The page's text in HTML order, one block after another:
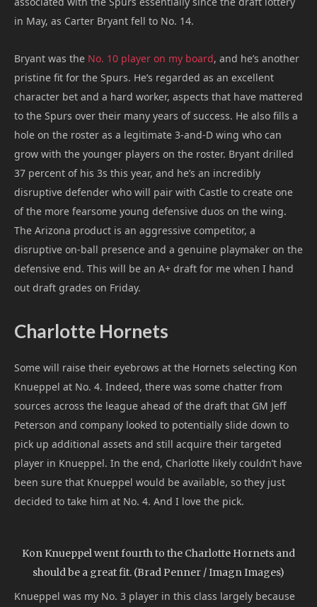
in May, as Carter Bryant fell to No. 14.
Bryant was the No. 10 player on my board, and he’s another
pristine fit for the Spurs. He’s regarded as an excellent
character bet and a hard worker, aspects that have mattered
to the Spurs over their many years of success. He also fills a
hole on the roster as a legitimate 3-and-D wing who can
grow with the younger players on the roster. Bryant drilled
37 percent of his 3s this year, and he’s an incredibly
disruptive defender who will pair with Castle to create one
of the more fearsome young defensive duos on the wing.
The Arizona product is an aggressive competitor, a
disruptive on-ball presence and a genuine playmaker on the
defensive end. This will be an A+ draft for me when I hand
out draft grades on Friday.
Charlotte Hornets
Some will raise their eyebrows at the Hornets selecting Kon
Knueppel at No. 4. Indeed, there was some chatter from
sources across the league ahead of the draft that GM Jeff
Peterson and company looked to potentially slide down to
pick up additional assets and still acquire their targeted
player in Knueppel. In the end, Charlotte likely couldn’t have
been sure that Knueppel would be available, so they just
decided to take him at No. 4. And I love the pick.
Kon Knueppel went fourth to the Charlotte Hornets and
should be a great fit. (Brad Penner / Imagn Images)
Knueppel was my No. 3 player in this class largely because